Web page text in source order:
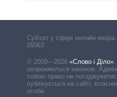
Cуб'єкт у сфері онлайн-
05063
© 2009—2026 «Слово і Діло».
охороняються законом.
собою право не
публікується на сайті,
особи.